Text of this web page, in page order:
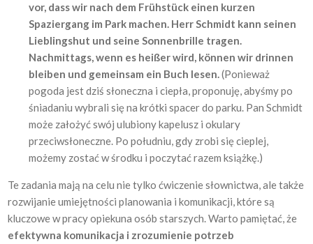
vor, dass wir nach dem Frühstück einen kurzen
Spaziergang im Park machen. Herr Schmidt kann seinen
Lieblingshut und seine Sonnenbrille tragen.
Nachmittags, wenn es heißer wird, können wir drinnen
bleiben und gemeinsam ein Buch lesen.(Ponieważ
pogoda jest dziś słoneczna i ciepła, proponuję, abyśmy po
śniadaniu wybrali się na krótki spacer do parku. Pan Schmidt
może założyć swój ulubiony kapelusz i okulary
przeciwsłoneczne. Po południu, gdy zrobi się cieplej,
możemy zostać w środku i poczytać razem książkę.)
Te zadania mają na celu nie tylko ćwiczenie słownictwa, ale także
rozwijanie umiejętności planowania i komunikacji, które są
kluczowe w pracy opiekuna osób starszych. Warto pamiętać, że
efektywna komunikacja i zrozumienie potrzeb